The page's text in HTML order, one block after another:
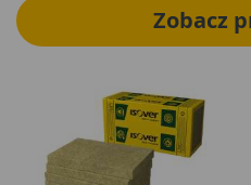
Zobacz